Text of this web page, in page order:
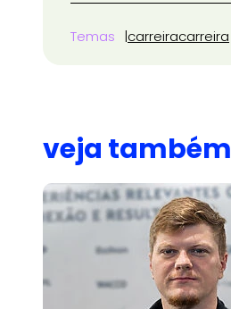
Temas carreiracarreira
veja também